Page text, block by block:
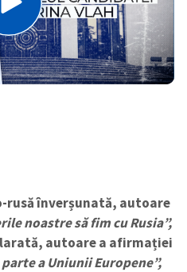
înverșunată, autoare
noastre să fim cu Rusia”,
autoare a afirmației
a Uniunii Europene”,